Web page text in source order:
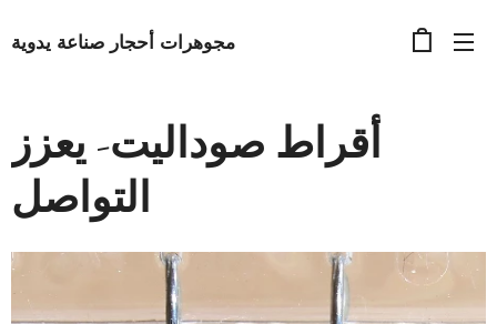
مجوهرات أحجار صناعة يدوية
أقراط صوداليت- يعزز
التواصل